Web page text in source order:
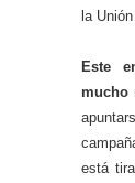
la
Este
mucho
está